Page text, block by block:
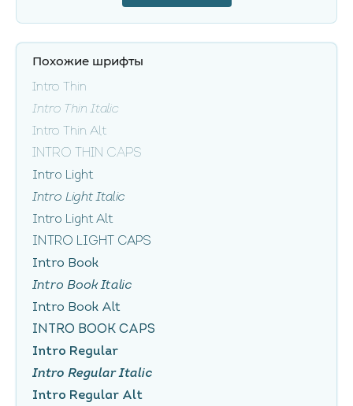
Похожие шрифты
Intro Thin
Intro Thin Italic
Intro Thin Alt
Intro Thin Caps
Intro Light
Intro Light Italic
Intro Light Alt
Intro Light Caps
Intro Book
Intro Book Italic
Intro Book Alt
Intro Book Caps
Intro Regular
Intro Regular Italic
Intro Regular Alt